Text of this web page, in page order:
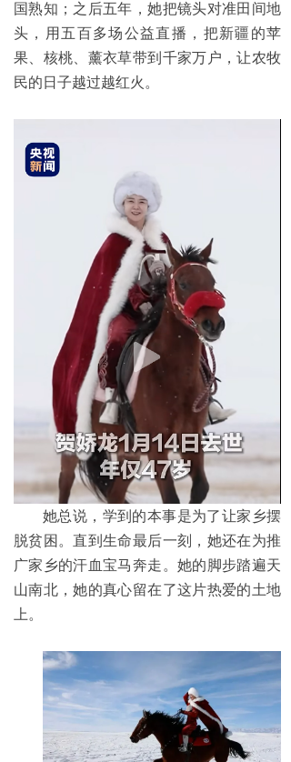
国熟知；之后五年，她把镜头对准田间地
头，用五百多场公益直播，把新疆的苹
果、核桃、薰衣草带到千家万户，让农牧
民的日子越过越红火。
她总说，学到的本事是为了让家乡摆
脱贫困。直到生命最后一刻，她还在为推
广家乡的汗血宝马奔走。她的脚步踏遍天
山南北，她的真心留在了这片热爱的土地
上。